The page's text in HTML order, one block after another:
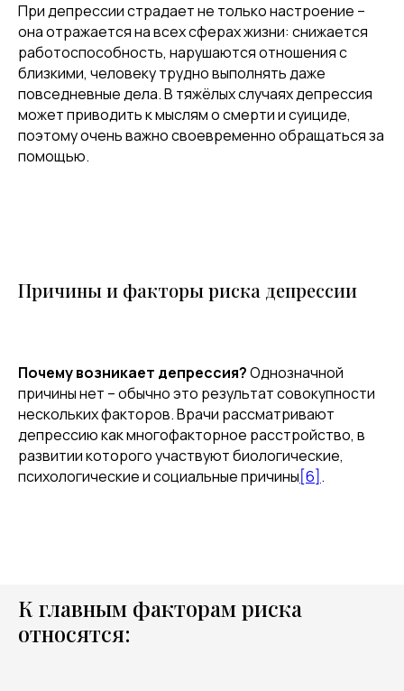
При депрессии страдает не только настроение –
она отражается на всех сферах жизни: снижается
работоспособность, нарушаются отношения с
близкими, человеку трудно выполнять даже
повседневные дела. В тяжёлых случаях депрессия
может приводить к мыслям о смерти и суициде,
поэтому очень важно своевременно обращаться за
помощью.
Причины и факторы риска депрессии
Почему возникает депрессия?Однозначной
причины нет – обычно это результат совокупности
нескольких факторов. Врачи рассматривают
депрессию как многофакторное расстройство, в
развитии которого участвуют биологические,
психологические и социальные причины[6] .
К главным факторам риска
относятся: